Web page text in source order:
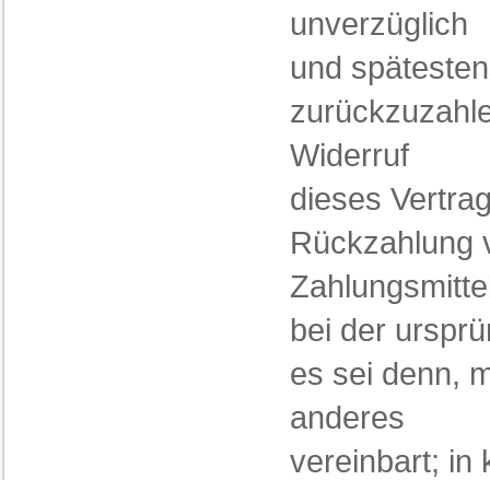
unverzüglich
und
Widerruf
dieses
Rückzahlung
bei der
es sei denn,
anderes
vereinbart; in